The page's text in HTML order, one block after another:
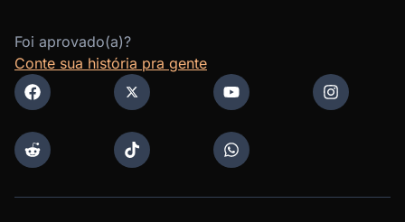
Foi aprovado(a)?
Conte sua história pra gente